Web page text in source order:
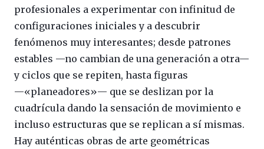
profesionales a experimentar con infinitud de
configuraciones iniciales y a descubrir
fenómenos muy interesantes; desde patrones
estables —no cambian de una generación a otra—
y ciclos que se repiten, hasta figuras
—«planeadores»— que se deslizan por la
cuadrícula dando la sensación de movimiento e
incluso estructuras que se replican a sí mismas.
Hay auténticas obras de arte geométricas